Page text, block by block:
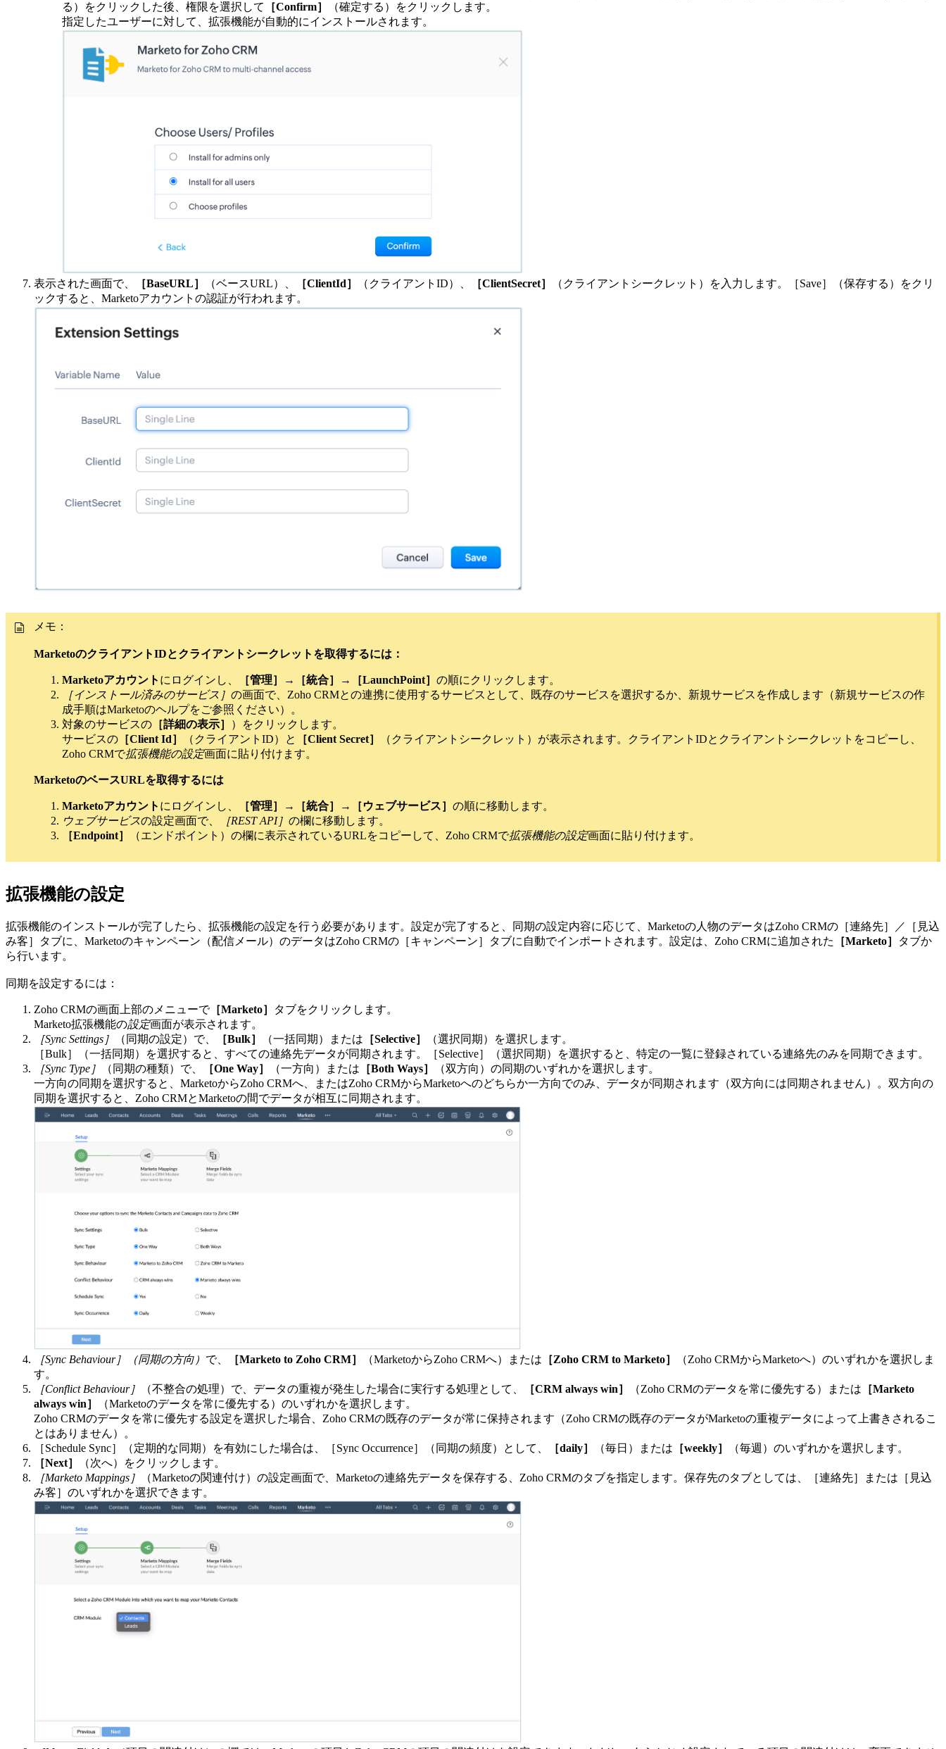
る）をクリックした後、権限を選択して
［Confirm］
（確定する）をクリックします。
指定したユーザーに対して、拡張機能が自動的にインストールされます。
表示された画面で、 ［BaseURL］ （ベースURL）、 ［ClientId］ （クライアントID）、 ［ClientSecret］
（クライアントシークレット）を入力します。［Save］（保存する）をクリ
ックすると、Marketoアカウントの認証が行われます。
メモ：
MarketoのクライアントIDとクライアントシークレットを取得するには：
Marketoアカウント にログインし、 ［管理］→［統合］→［LaunchPoint］ の順にクリックします。
［インストール済みのサービス］ の画面で、Zoho CRMとの連携に使用するサービスとして、既存のサービスを選択するか、新規サービスを作成します（新規サービスの作
成手順はMarketoのヘルプをご参照ください）。
対象のサービスの ［詳細の表示］
）をクリックします。
サービスの ［Client Id］ （クライアントID）と ［Client Secret］
（クライアントシークレット）が表示されます。クライアントIDとクライアントシークレットをコピーし、
Zoho CRMで拡張機能の設定画面に貼り付けます。
MarketoのベースURLを取得するには
Marketoアカウント にログインし、 ［管理］→［統合］→［ウェブサービス］ の順に移動します。
ウェブサービスの設定画面で、 ［REST API］ の欄に移動します。
［Endpoint］
（エンドポイント）の欄に表示されているURLをコピーして、Zoho CRMで拡張機能の設定画面に貼り付けます。
拡張機能の設定
拡張機能のインストールが完了したら、拡張機能の設定を行う必要があります。設定が完了すると、同期の設定内容に応じて、Marketoの人物のデータはZoho CRMの［連絡先］／［見込
み客］タブに、Marketoのキャンペーン（配信メール）のデータはZoho CRMの［キャンペーン］タブに自動でインポートされます。設定は、Zoho CRMに追加された
［Marketo］
タブか
ら行います。
同期を設定するには：
Zoho CRMの画面上部のメニューで［Marketo］
タブをクリックします。
Marketo拡張機能の設定画面が表示されます。
［Sync Settings］
（同期の設定）で、 ［Bulk］ （一括同期）または ［Selective］
（選択同期）を選択します。
［Bulk］（一括同期）を選択すると、すべての連絡先データが同期されます。［Selective］（選択同期）を選択すると、特定の一覧に登録されている連絡先のみを同期できます。
［Sync Type］
（同期の種類）で、 ［One Way］ （一方向）または ［Both Ways］
（双方向）の同期のいずれかを選択します。
一方向の同期を選択すると、MarketoからZoho CRMへ、またはZoho CRMからMarketoへのどちらか一方向でのみ、データが同期されます（双方向には同期されません）。双方向の
同期を選択すると、Zoho CRMとMarketoの間でデータが相互に同期されます。
［Sync Behaviour］（同期の方向） で、 ［Marketo to Zoho CRM］ （MarketoからZoho CRMへ）または ［Zoho CRM to Marketo］
（Zoho CRMからMarketoへ）のいずれかを選択しま
す。
［Conflict Behaviour］
（不整合の処理）で、データの重複が発生した場合に実行する処理として、 ［CRM always win］ （Zoho CRMのデータを常に優先する）または ［Marketo
always win］
（Marketoのデータを常に優先する）のいずれかを選択します。
Zoho CRMのデータを常に優先する設定を選択した場合、Zoho CRMの既存のデータが常に保持されます（Zoho CRMの既存のデータがMarketoの重複データによって上書きされるこ
とはありません）。
［Schedule Sync］（定期的な同期）を有効にした場合は、［Sync Occurrence］（同期の頻度）として、
［daily］ （毎日）または ［weekly］
（毎週）のいずれかを選択します。
［Next］
（次へ）をクリックします。
［Marketo Mappings］
（Marketoの関連付け）の設定画面で、Marketoの連絡先データを保存する、Zoho CRMのタブを指定します。保存先のタブとしては、［連絡先］または［見込
み客］のいずれかを選択できます。